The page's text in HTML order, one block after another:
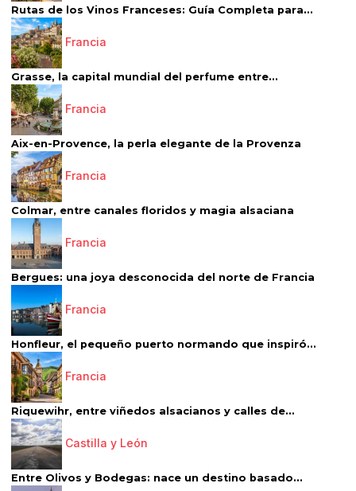
Rutas de los Vinos Franceses: Guía Completa para...
Francia
Grasse, la capital mundial del perfume entre...
Francia
Aix-en-Provence, la perla elegante de la Provenza
Francia
Colmar, entre canales floridos y magia alsaciana
Francia
Bergues: una joya desconocida del norte de Francia
Francia
Honfleur, el pequeño puerto normando que inspiró...
Francia
Riquewihr, entre viñedos alsacianos y calles de...
Castilla y León
Entre Olivos y Bodegas: nace un destino basado...